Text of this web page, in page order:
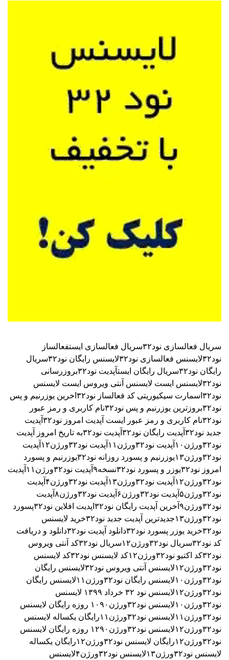
رایگان نود۳۲
سریال رایگان ایستآپدیت نود۳۲
بروزرسانی
نود۳۲اسمارت سیکیوریتی
کد فعالساز نود۳۲
اخرین یوزرنیم و پس
نود۳۲
بروزترین یوزرنیم و پس نود۳۲
نام کاربری و رمز عبور
نود۳۲
نام کاربری و رمز عبور ایستآپدیت امروز نود۳۲
آپدیت
جدید نود۳۲
آپدیت رایگان نود۳۲ آپدیت نود۳۲به تاریخ امروز
آپدیت
نود۳۲ورژن۱۰
آپدیت نود۳۲ورژن۱۱ آپدیت نود۳۲ورژن۱۲
آپدیت
نود۳۲ورژن۱۳
یوزرنیم و پسورد روزانه نود۳۲
یوزرنیم و پسورد
امروز نود۳۲
یوزر و پسورد نود۳۲نسخه۹ آپدیت نود۳۲ورژن۱۱
آپدیت
نود۳۲ورژن۱۲
آپدیت نود۳۲ورژن۱۳ آپدیت نود۳۲ورژن۴
آپدیت
نود۳۲ورژن۵
آپدیت نود۳۲ورژن۶ آپدیت نود۳۲ورژن۸
آپدیت
نود۳۲ورژن۹
آخرین آپدیت رایگان نود۳۲ اپدیت افلاین نود۳۲
پسورد
نود۳۲ورژن۱۳
جدیدترین آپدیت جدید نود۳۲
خرید لایسنس
نود۳۲
خرید یوزر پسورد نود۳۲ دانلود آپدیت نود۳۲
دانلود و دریافت
کد نود۳۲
سریال نود۳۲ورژن۱۲ سریال نود۳۲
کد آنتی ویروس
نود۳۲
کد اکتیو نود۳۲ورژن۱۲ کد لایسنس نود۳۲
کد لایسنس
نود۳۲ورژن۱۲
لایسنس آنتی ویروس نود۳۲
لایسنس رایگان
نود۳۲ورژن۱۰
لایسنس رایگان نود۳۲ورژن۱۱
لایسنس رایگان
نود۳۲ورژن۱۲
لایسنس نود ۳٢ خرداد ۱۳۹۹
لایسنس
نود۳۲ورژن۱۰
لایسنس نود۳۲ورژن۱۰۹۰ روزه رایگان
لایسنس
نود۳۲ورژن۱۱
لایسنس نود۳۲ورژن۱۱رایگان یکساله
لایسنس
نود۳۲ورژن۱۲
لایسنس نود۳۲ورژن۱۲۹۰ روزه رایگان
لایسنس
نود۳۲ورژن۱۲رایگان
لایسنس نود۳۲ورژن۱۲رایگان یکساله
لایسنس نود۳۲ورژن۱۳
لایسنس نود۳۲ورژن۴
لایسنس
نود۳۲ورژن۵
لایسنس نود۳۲ورژن۶ لایسنس نود۳۲ورژن۸
لایسنس
نود۳۲ورژن۹
لایسنس نود۳۲۱۰۹۰ روزه رایگان
لایسنس
نود۳۲ورژن۱۱یکساله
نحوه آپدیت نود۳۲
نحوه آپدیت
نود۳۲ورژن۱۲
نود۳۲ورژن۱۲ یوزر پسورد نود۳۲رایگان